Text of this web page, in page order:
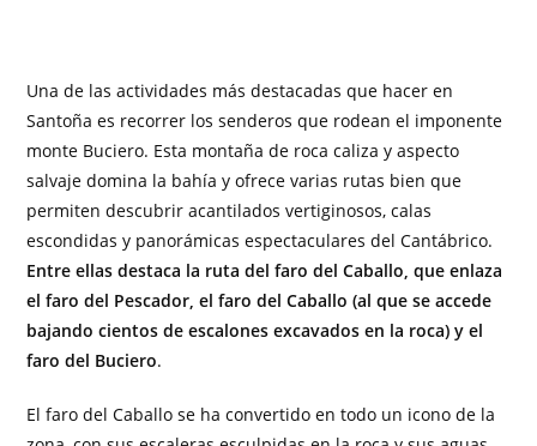
Una de las actividades más destacadas que hacer en
Santoña es recorrer los senderos que rodean el imponente
monte Buciero. Esta montaña de roca caliza y aspecto
salvaje domina la bahía y ofrece varias rutas bien que
permiten descubrir acantilados vertiginosos, calas
escondidas y panorámicas espectaculares del Cantábrico.
Entre ellas destaca la ruta del faro del Caballo, que enlaza
el faro del Pescador, el faro del Caballo (al que se accede
bajando cientos de escalones excavados en la roca) y el
faro del Buciero.
El faro del Caballo se ha convertido en todo un icono de la